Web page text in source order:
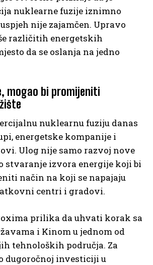
nuklearne fuzije iznimno
nije zajamčen. Upravo
različitih energetskih
da se oslanja na jedno
mogao bi promijeniti
nuklearnu fuziju danas
energetske kompanije i
Ulog nije samo razvoj nove
stvaranje izvora energije koji bi
način na koji se napajaju
centri i gradovi.
prilika da uhvati korak sa
i Kinom u jednom od
tehnoloških područja. Za
dugoročnoj investiciji u